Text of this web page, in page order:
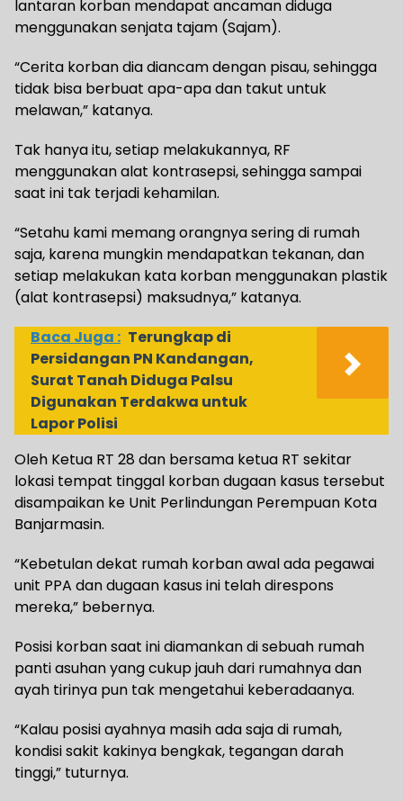
lantaran korban mendapat ancaman diduga
menggunakan senjata tajam (Sajam).
“Cerita korban dia diancam dengan pisau, sehingga
tidak bisa berbuat apa-apa dan takut untuk
melawan,” katanya.
Tak hanya itu, setiap melakukannya, RF
menggunakan alat kontrasepsi, sehingga sampai
saat ini tak terjadi kehamilan.
“Setahu kami memang orangnya sering di rumah
saja, karena mungkin mendapatkan tekanan, dan
setiap melakukan kata korban menggunakan plastik
(alat kontrasepsi) maksudnya,” katanya.
Baca Juga : Terungkap di
Persidangan PN Kandangan,
Surat Tanah Diduga Palsu
Digunakan Terdakwa untuk
Lapor Polisi
Oleh Ketua RT 28 dan bersama ketua RT sekitar
lokasi tempat tinggal korban dugaan kasus tersebut
disampaikan ke Unit Perlindungan Perempuan Kota
Banjarmasin.
“Kebetulan dekat rumah korban awal ada pegawai
unit PPA dan dugaan kasus ini telah direspons
mereka,” bebernya.
Posisi korban saat ini diamankan di sebuah rumah
panti asuhan yang cukup jauh dari rumahnya dan
ayah tirinya pun tak mengetahui keberadaanya.
“Kalau posisi ayahnya masih ada saja di rumah,
kondisi sakit kakinya bengkak, tegangan darah
tinggi,” tuturnya.